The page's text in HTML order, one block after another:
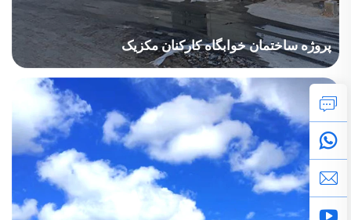
پروژه ساختمان خوابگاه کارکنان مکزیک
این پروژه نه‌تنها نیازهای مسکونی کارگران معدن را برآورده کرد، بلکه
مواد عایق‌بندی نیز نصب نمود و راحتی زندگی آن‌ها را بهبود بخشید. این
پروژه با حضور تنها یک سرپرست و شش نفر نصاب در محل، با موفقیت
به اتمام رسید.